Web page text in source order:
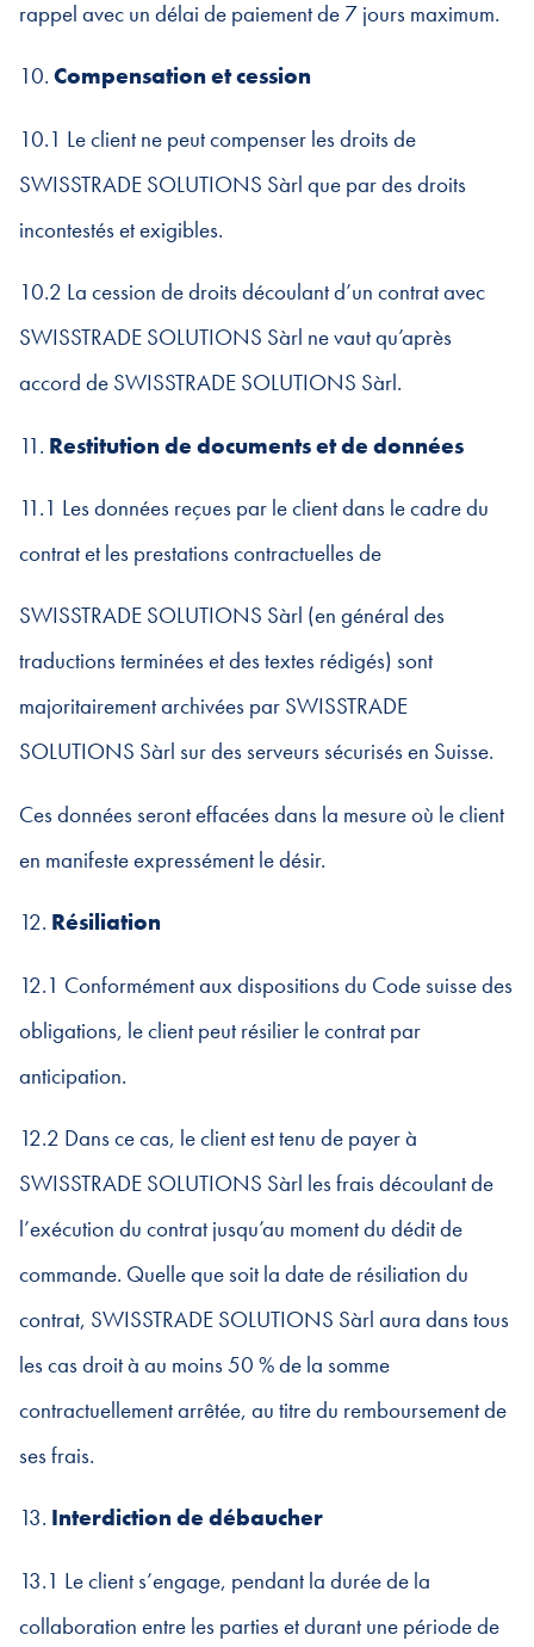
rappel avec un délai de paiement de 7 jours maximum.
10. Compensation et cession
10.1 Le client ne peut compenser les droits de
SWISSTRADE SOLUTIONS Sàrl que par des droits
incontestés et exigibles.
10.2 La cession de droits découlant d’un contrat avec
SWISSTRADE SOLUTIONS Sàrl ne vaut qu’après
accord de SWISSTRADE SOLUTIONS Sàrl.
11. Restitution de documents et de données
11.1 Les données reçues par le client dans le cadre du
contrat et les prestations contractuelles de
SWISSTRADE SOLUTIONS Sàrl (en général des
traductions terminées et des textes rédigés) sont
majoritairement archivées par SWISSTRADE
SOLUTIONS Sàrl sur des serveurs sécurisés en Suisse.
Ces données seront effacées dans la mesure où le client
en manifeste expressément le désir.
12. Résiliation
12.1 Conformément aux dispositions du Code suisse des
obligations, le client peut résilier le contrat par
anticipation.
12.2 Dans ce cas, le client est tenu de payer à
SWISSTRADE SOLUTIONS Sàrl les frais découlant de
l’exécution du contrat jusqu’au moment du dédit de
commande. Quelle que soit la date de résiliation du
contrat, SWISSTRADE SOLUTIONS Sàrl aura dans tous
les cas droit à au moins 50 % de la somme
contractuellement arrêtée, au titre du remboursement de
ses frais.
13. Interdiction de débaucher
13.1 Le client s’engage, pendant la durée de la
collaboration entre les parties et durant une période de